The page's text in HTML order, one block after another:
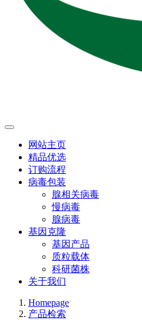
网站主页
精品优选
订购流程
病毒包装
腺相关病毒
慢病毒
腺病毒
基因克隆
基因产品
质粒载体
科研菌株
关于我们
Homepage
产品检索